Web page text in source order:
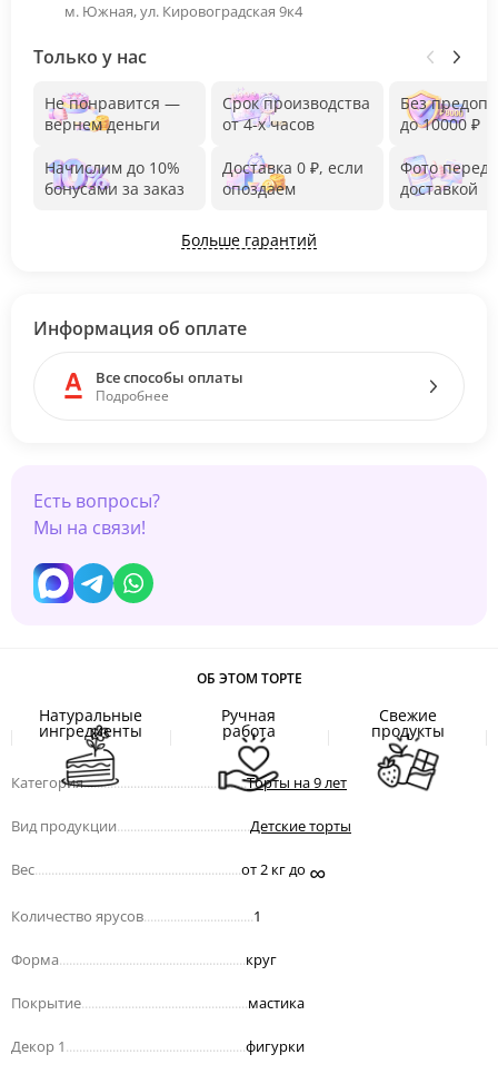
м. Южная, ул. Кировоградская 9к4
Только у нас
Не понравится —
вернем деньги
Начислим до 10%
бонусами за заказ
Срок производства
от 4-х часов
Доставка 0 ₽, если
опоздаем
Без
до 10000 ₽
Фото перед
доставкой
Больше гарантий
Информация об оплате
Все способы оплаты
Подробнее
Есть вопросы?
Мы на связи!
ОБ ЭТОМ ТОРТЕ
Натуральные
ингредиенты
Ручная
работа
Свежие
продукты
Категория.................................................Торты на 9 лет
Вид продукции Детские торты
Вес от 2 кг до ∞
Количество ярусов 1
Форма круг
Покрытие мастика
Декор 1 фигурки